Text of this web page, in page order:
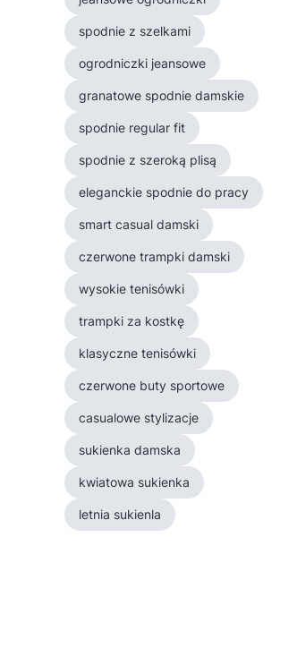
spodnie z szelkami
ogrodniczki jeansowe
granatowe spodnie damskie
spodnie regular fit
spodnie z szeroką plisą
eleganckie spodnie do pracy
smart casual damski
czerwone trampki damski
wysokie tenisówki
trampki za kostkę
klasyczne tenisówki
czerwone buty sportowe
casualowe stylizacje
sukienka damska
kwiatowa sukienka
letnia sukienla